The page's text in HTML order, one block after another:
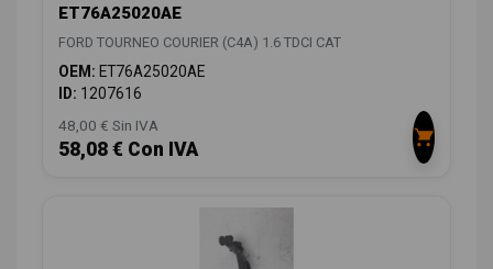
ET76A25020AE
FORD TOURNEO COURIER (C4A) 1.6 TDCI CAT
OEM: ET76A25020AE
ID: 1207616
48,00 € Sin IVA
58,08 € Con IVA